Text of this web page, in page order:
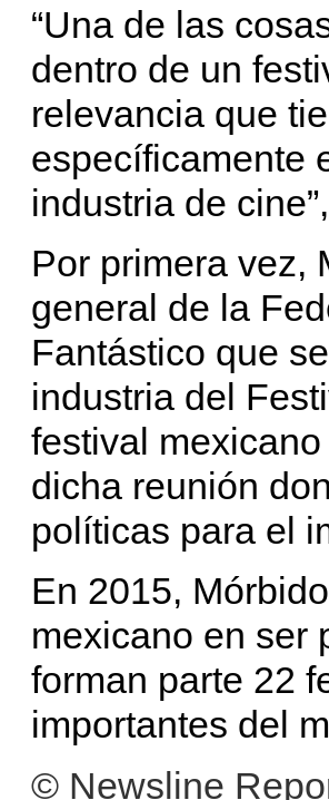
“Una de las
dentro de un
relevancia que
específicamente
industria de
Por primera vez,
general de la
Fantástico que
industria del
festival
dicha reunión
políticas para el
En 2015,
mexicano en ser
forman parte 22
importantes del
© Newsline